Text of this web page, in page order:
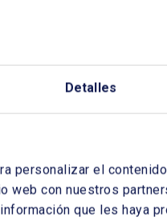
Detalles
personalizar el
web con nuestros
que les haya
estado de desarrollo del
legislativo de propuestas
una energía limpia, en
en el Acuerdo de
las propuestas relacionadas
la directiva de
Paquete. Además, aborda
del Parlamento